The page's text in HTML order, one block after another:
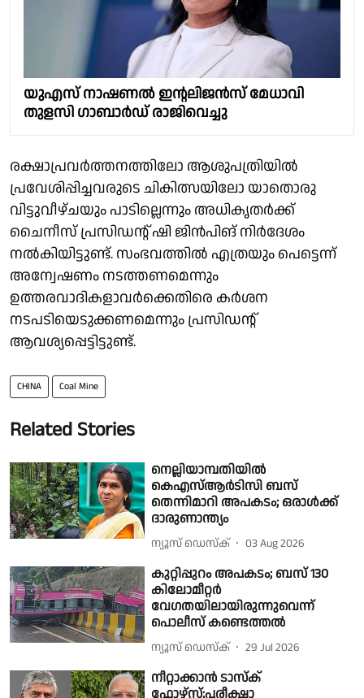
യുഎസ് നാഷണൽ ഇൻ്റലിജൻസ് മേധാവി
തുളസി ഗാബാർഡ് രാജിവെച്ചു
രക്ഷാപ്രവർത്തനത്തിലോ ആശുപത്രിയിൽ
പ്രവേശിപ്പിച്ചവരുടെ ചികിത്സയിലോ യാതൊരു
വിട്ടുവീഴ്ചയും പാടില്ലെന്നും അധികൃതർക്ക്
ചൈനീസ് പ്രസിഡൻ്റ് ഷി ജിൻപിങ് നിർദേശം
നൽകിയിട്ടുണ്ട്. സംഭവത്തിൽ എത്രയും പെട്ടെന്ന്
അന്വേഷണം നടത്തണമെന്നും
ഉത്തരവാദികളാവർക്കെതിരെ കർശന
നടപടിയെടുക്കണമെന്നും പ്രസിഡൻ്റ്
ആവശ്യപ്പെട്ടിട്ടുണ്ട്.
CHINA Coal Mine
Related Stories
നെല്ലിയാമ്പതിയിൽ
കെഎസ്ആർടിസി ബസ്
തെന്നിമാറി അപകടം; ഒരാൾക്ക്
ദാരുണാന്ത്യം
ന്യൂസ് ഡെസ്ക് 03 Aug 2026
കുറ്റിപ്പുറം അപകടം; ബസ് 130
കിലോമീറ്റർ
വേഗതയിലായിരുന്നുവെന്ന്
പൊലീസ് കണ്ടെത്തൽ
ന്യൂസ് ഡെസ്ക് 29 Jul 2026
നീറ്റാക്കാൻ ടാസ്ക്